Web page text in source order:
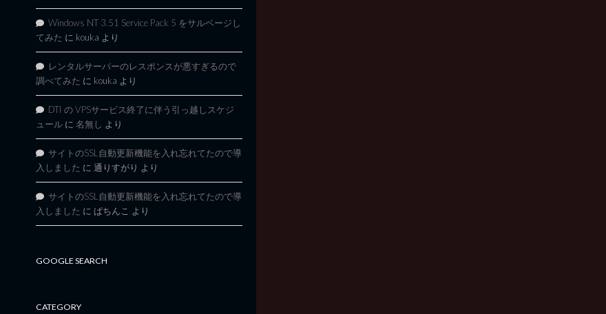
Windows NT 3.51 Service Pack 5 をサルベージし
てみた に kouka より
レンタルサーバーのレスポンスが悪すぎるので
調べてみた に kouka より
DTI の VPSサービス終了に伴う引っ越しスケジ
ュール に 名無し より
サイトのSSL自動更新機能を入れ忘れてたので導
入しました に 通りすがり より
サイトのSSL自動更新機能を入れ忘れてたので導
入しました に ぱちんこ より
GOOGLE SEARCH
CATEGORY